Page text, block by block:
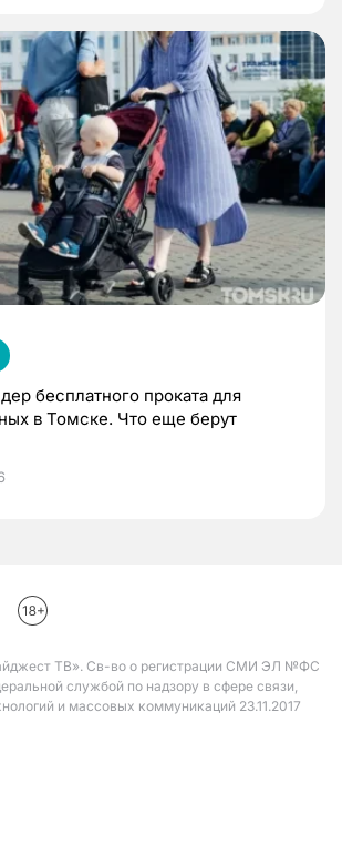
бесплатного проката для
в Томске. Что еще берут
ТВ». Св-во о регистрации СМИ ЭЛ №ФС
службой по надзору в сфере связи,
и массовых коммуникаций 23.11.2017